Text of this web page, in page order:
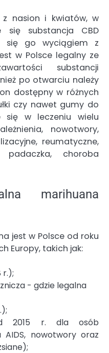
nasion i kwiatów, w
się substancja CBD
się go wyciągiem z
w Polsce legalny ze
substancji
po otwarciu należy
dostępny w różnych
czy nawet gumy do
się w leczeniu wielu
nowotwory,
reumatyczne,
choroba
marihuana
jest w Polsce od roku
Europy, takich jak:
r.);
2015 r. dla osób
nowotwory oraz